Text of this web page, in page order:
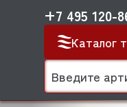
Каталог
+7 495 120-